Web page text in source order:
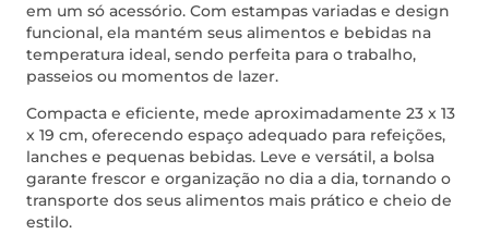
em um só acessório. Com estampas variadas e design
funcional, ela mantém seus alimentos e bebidas na
temperatura ideal, sendo perfeita para o trabalho,
passeios ou momentos de lazer.
Compacta e eficiente, mede aproximadamente 23 x 13
x 19 cm, oferecendo espaço adequado para refeições,
lanches e pequenas bebidas. Leve e versátil, a bolsa
garante frescor e organização no dia a dia, tornando o
transporte dos seus alimentos mais prático e cheio de
estilo.